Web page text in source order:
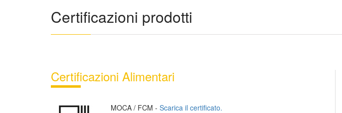
Certificazioni prodotti
Certificazioni Alimentari
MOCA / FCM - Scarica il certificato.